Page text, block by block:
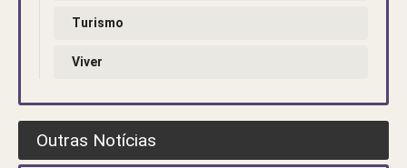
Turismo
Viver
Outras Notícias